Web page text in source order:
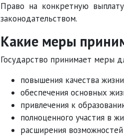
Право на конкретную
законодательством.
Какие меры
Государство принимает меры
повышения качества
обеспечения основных
привлечения к
полноценного участия в
расширения